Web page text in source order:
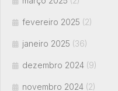
fevereiro 2025 (2)
janeiro 2025 (36)
dezembro 2024 (9)
novembro 2024 (2)